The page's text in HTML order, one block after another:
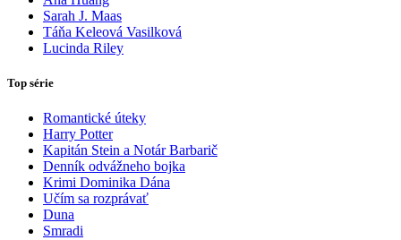
Sarah J. Maas
Táňa Keleová Vasilková
Lucinda Riley
Top série
Romantické úteky
Harry Potter
Kapitán Stein a Notár Barbarič
Denník odvážneho bojka
Krimi Dominika Dána
Učím sa rozprávať
Duna
Smradi